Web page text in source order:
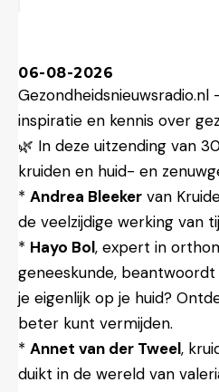
06-08-2026
inspiratie en kennis over
🌿 In deze uitzending van
kruiden en huid- en
*Andrea Bleeker van
de veelzijdige werking van
* Hayo Bol, expert in
geneeskunde,
je eigenlijk op je huid?
beter kunt vermijden.
*Annet van der Tweel,
duikt in de wereld van